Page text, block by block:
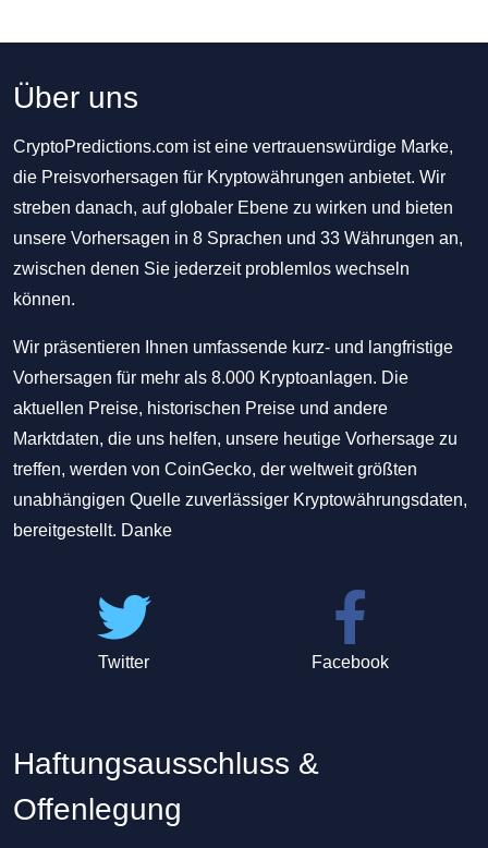
Über uns
CryptoPredictions.com ist eine vertrauenswürdige Marke,
die Preisvorhersagen für Kryptowährungen anbietet. Wir
streben danach, auf globaler Ebene zu wirken und bieten
unsere Vorhersagen in 8 Sprachen und 33 Währungen an,
zwischen denen Sie jederzeit problemlos wechseln
können.
Wir präsentieren Ihnen umfassende kurz- und langfristige
Vorhersagen für mehr als 8.000 Kryptoanlagen. Die
aktuellen Preise, historischen Preise und andere
Marktdaten, die uns helfen, unsere heutige Vorhersage zu
treffen, werden von CoinGecko, der weltweit größten
unabhängigen Quelle zuverlässiger Kryptowährungsdaten,
bereitgestellt. Danke
Twitter Facebook
Haftungsausschluss &
Offenlegung